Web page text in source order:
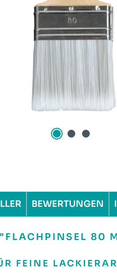
BEWERTUNGEN
80
FEINE